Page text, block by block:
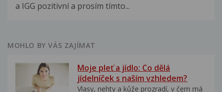
a IGG pozitivní a prosím tímto...
MOHLO BY VÁS ZAJÍMAT
Moje pleť a jídlo: Co dělá
jídelníček s naším vzhledem?
Vlasy, nehty a kůže prozradí, v čem má